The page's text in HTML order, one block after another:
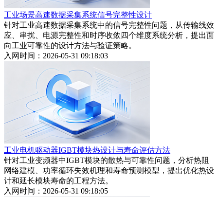
工业场景高速数据采集系统信号完整性设计
针对工业高速数据采集系统中的信号完整性问题，从传输线效
应、串扰、电源完整性和时序收敛四个维度系统分析，提出面
向工业可靠性的设计方法与验证策略。
入网时间：2026-05-31 09:18:03
工业电机驱动器IGBT模块热设计与寿命评估方法
针对工业变频器中IGBT模块的散热与可靠性问题，分析热阻
网络建模、功率循环失效机理和寿命预测模型，提出优化热设
计和延长模块寿命的工程方法。
入网时间：2026-05-31 09:18:05